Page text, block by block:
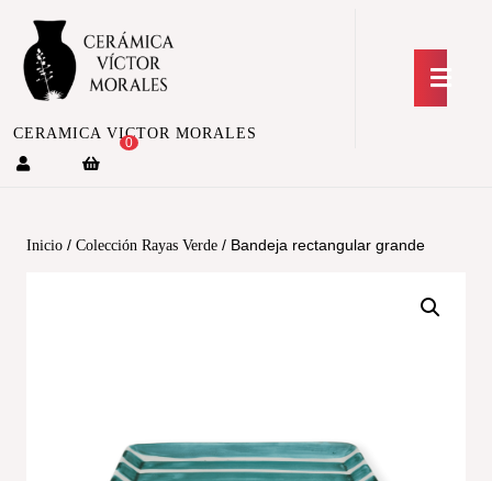
CERAMICA VICTOR MORALES
0
Inicio / Colección Rayas Verde / Bandeja rectangular grande